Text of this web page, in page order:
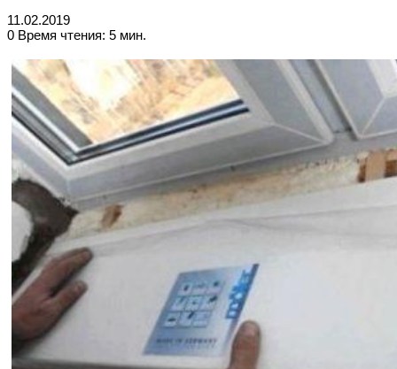
11.02.2019
0 Время чтения: 5 мин.